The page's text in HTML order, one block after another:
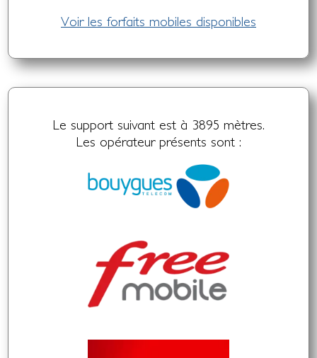
Voir les forfaits mobiles disponibles
Le support suivant est à 3895 mètres.
Les opérateur présents sont :